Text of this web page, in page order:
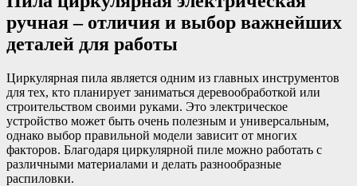
ручная – отличия и выбор важнейших
деталей для работы
Циркулярная пила является одним из главных инструментов
для тех, кто планирует заниматься деревообработкой или
строительством своими руками. Это электрическое
устройство может быть очень полезным и универсальным,
однако выбор правильной модели зависит от многих
факторов. Благодаря циркулярной пиле можно работать с
различными материалами и делать разнообразные
распиловки.